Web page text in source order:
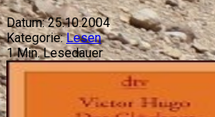
Datum: 25.10.2004
Kategorie: Lesen
1Min. Lesedauer